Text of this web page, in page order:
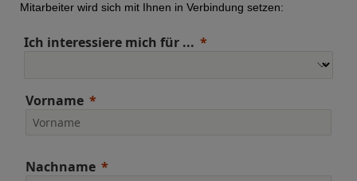
Mitarbeiter wird sich mit Ihnen in Verbindung setzen:
Ich interessiere mich für ...
Vorname
Nachname